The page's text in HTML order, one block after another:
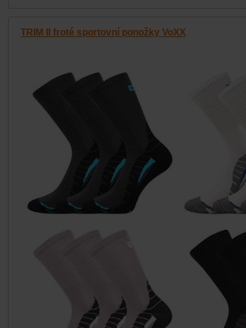
TRIM II froté sportovní ponožky VoXX